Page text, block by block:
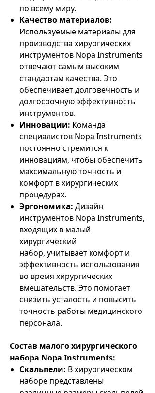
по всему миру.
Качество материалов:
Используемые материалы для
производства хирургических
инструментов Nopa Instruments
отвечают самым высоким
стандартам качества. Это
обеспечивает долговечность и
долгосрочную эффективность
инструментов.
Инновации: Команда
специалистов Nopa Instruments
постоянно стремится к
инновациям, чтобы обеспечить
максимальную точность и
комфорт в хирургических
процедурах.
Эргономика: Дизайн
инструментов Nopa Instruments,
входящих в малый
хирургический
набор, учитывает комфорт и
эффективность использования
во время хирургических
вмешательств. Это помогает
снизить усталость и повысить
точность работы медицинского
персонала.
Состав малого хирургического
набора Nopa Instruments:
Скальпели: В хирургическом
наборе представлены